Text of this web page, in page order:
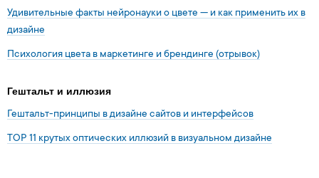
Удивительные факты нейронауки о цвете — и как применить их в
дизайне
Психология цвета в маркетинге и брендинге (отрывок)
Гештальт и иллюзия
Гештальт-принципы в дизайне сайтов и интерфейсов
TOP 11 крутых оптических иллюзий в визуальном дизайне